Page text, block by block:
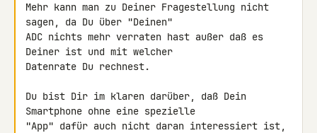
Mehr kann man zu Deiner Fragestellung nicht
sagen, da Du über "Deinen"
ADC nichts mehr verraten hast außer daß es
Deiner ist und mit welcher
Datenrate Du rechnest.
Du bist Dir im klaren darüber, daß Dein
Smartphone ohne eine spezielle
"App" dafür auch nicht daran interessiert ist,